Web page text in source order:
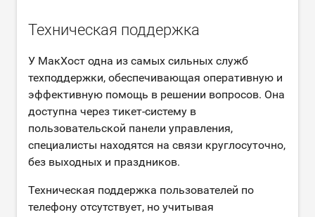
Техническая поддержка
У МакХост одна из самых сильных служб
техподдержки, обеспечивающая оперативную и
эффективную помощь в решении вопросов. Она
доступна через тикет-систему в
пользовательской панели управления,
специалисты находятся на связи круглосуточно,
без выходных и праздников.
Техническая поддержка пользователей по
телефону отсутствует, но учитывая